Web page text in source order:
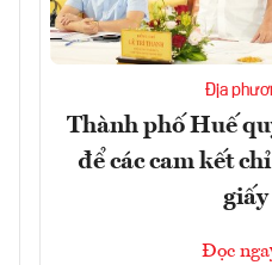
Địa
Thành phố Huế
để các cam kết
giấy
Đọc